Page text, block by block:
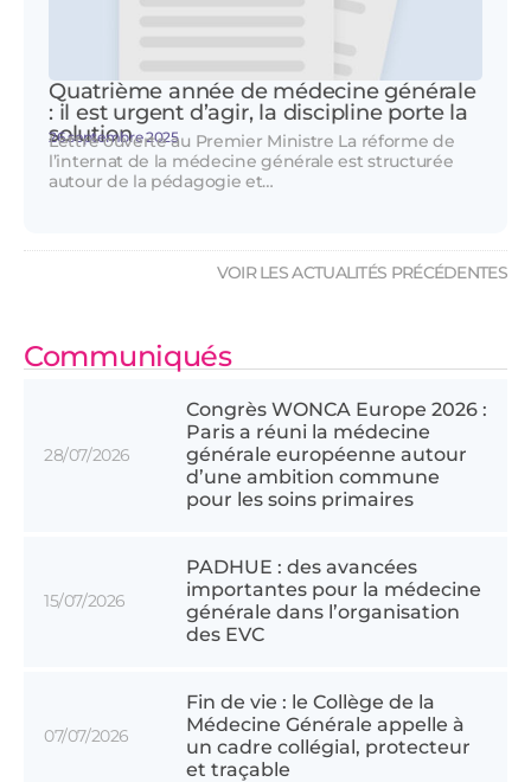
Quatrième année de médecine générale
: il est urgent d’agir, la discipline porte la
solution
26 septembre 2025
Lettre ouverte au Premier Ministre La réforme de
l’internat de la médecine générale est structurée
autour de la pédagogie et…
VOIR LES ACTUALITÉS PRÉCÉDENTES
Communiqués
28/07/2026
Congrès WONCA Europe 2026 :
Paris a réuni la médecine
générale européenne autour
d’une ambition commune
pour les soins primaires
15/07/2026
PADHUE : des avancées
importantes pour la médecine
générale dans l’organisation
des EVC
07/07/2026
Fin de vie : le Collège de la
Médecine Générale appelle à
un cadre collégial, protecteur
et traçable